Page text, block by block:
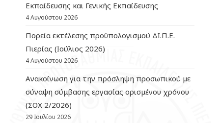
Εκπαίδευσης και Γενικής Εκπαίδευσης
4 Αυγούστου 2026
Πορεία εκτέλεσης προϋπολογισμού ΔΙ.Π.Ε.
Πιερίας (Ιούλιος 2026)
4 Αυγούστου 2026
Ανακοίνωση για την πρόσληψη προσωπικού με
σύναψη σύμβασης εργασίας ορισμένου χρόνου
(ΣΟΧ 2/2026)
29 Ιουλίου 2026